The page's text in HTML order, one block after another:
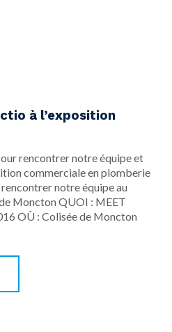
à l’exposition
rencontrer notre équipe et
commerciale en plomberie
notre équipe au
Moncton QUOI : MEET
OÙ : Colisée de Moncton